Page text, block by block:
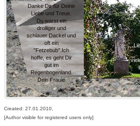
Danke Dir für Deine
Liebe und Treue.
Du warst ein
drolliger und
schlauer Dackel und
oft ein
"Fetzebub".Ich
hoffe, es geht Dir
gut im
Regenbogenland.
Dein Fraule
Created: 27.01.2010,
[Author visible for registered users only]